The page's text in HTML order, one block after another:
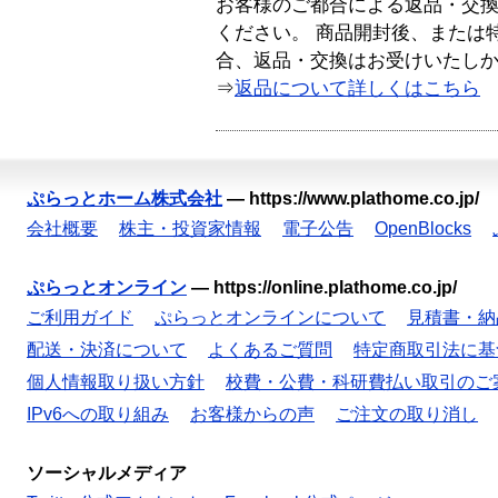
お客様のご都合による返品・交
ください。 商品開封後、または
合、返品・交換はお受けいたし
⇒返品について詳しくはこちら
ぷらっとホーム株式会社 — https://www.plathome.co.jp/
会社概要
株主・投資家情報 電子公告 OpenBlocks
ぷらっとオンライン — https://online.plathome.co.jp/
ご利用ガイド
ぷらっとオンラインについて
見積書・
配送・決済について
よくあるご質問
特定商取引法に
個人情報取り扱い方針
校費・公費・科研費払い取引のご
IPv6への取り組み
お客様からの声 ご注文の取り消し
ソーシャルメディア